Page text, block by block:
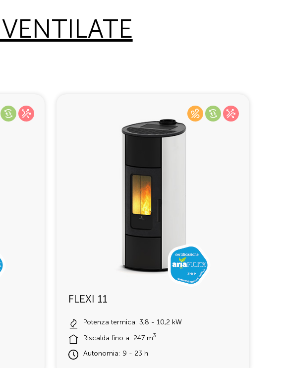
FLEXI 11
Potenza termica: 3,8 - 10,2 kW
Riscalda fino a: 247 m3
Autonomia: 9 - 23 h